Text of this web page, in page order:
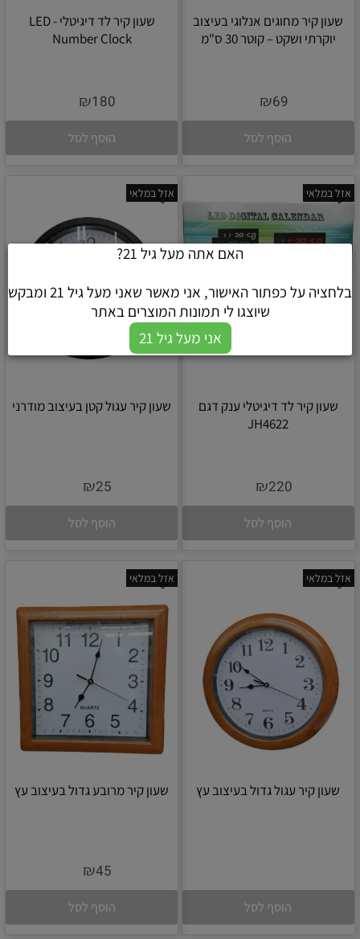
שעון קיר מחוגים אנלוגי בעיצוב
יוקרתי ושקט – קוטר 30 ס"מ
₪69
הוסף לסל
שעון קיר לד דיגיטלי - LED
Number Clock
₪180
הוסף לסל
אזל במלאי
שעון קיר לד דיגיטלי ענק דגם
JH4622
₪220
הוסף לסל
אזל במלאי
שעון קיר עגול קטן בעיצוב מודרני
₪25
הוסף לסל
אזל במלאי
שעון קיר עגול גדול בעיצוב עץ
הוסף לסל
אזל במלאי
שעון קיר מרובע גדול בעיצוב עץ
₪45
הוסף לסל
האם אתה מעל גיל 21?
בלחציה על כפתור האישור, אני מאשר שאני מעל גיל 21 ומבקש
שיוצגו לי תמונות המוצרים באתר
אני מעל גיל 21